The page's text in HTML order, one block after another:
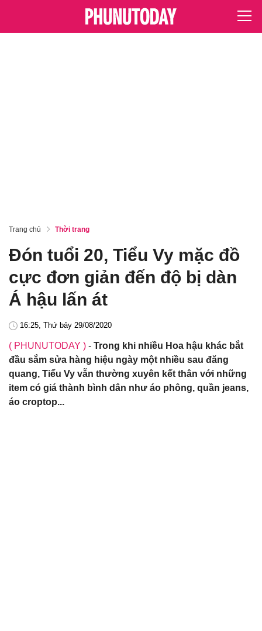
Trang chủ Thời trang
Đón tuổi 20, Tiểu Vy mặc đồ
cực đơn giản đến độ bị dàn
Á hậu lấn át
16:25, Thứ bảy 29/08/2020
( PHUNUTODAY ) - Trong khi nhiều Hoa hậu khác bắt
đầu sắm sửa hàng hiệu ngày một nhiều sau đăng
quang, Tiểu Vy vẫn thường xuyên kết thân với những
item có giá thành bình dân như áo phông, quần jeans,
áo croptop...